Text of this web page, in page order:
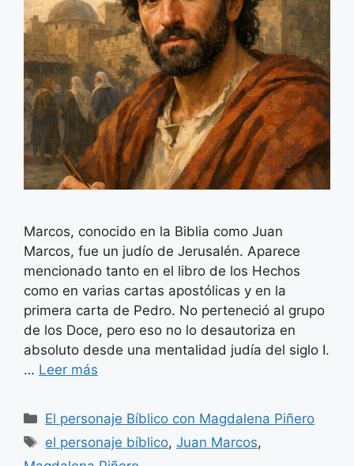
Marcos, conocido en la Biblia como Juan
Marcos, fue un judío de Jerusalén. Aparece
mencionado tanto en el libro de los Hechos
como en varias cartas apostólicas y en la
primera carta de Pedro. No perteneció al grupo
de los Doce, pero eso no lo desautoriza en
absoluto desde una mentalidad judía del siglo I.
… Leer más
Categorías
El personaje Bíblico con Magdalena Piñero
Etiquetas
el personaje bíblico,Juan Marcos,